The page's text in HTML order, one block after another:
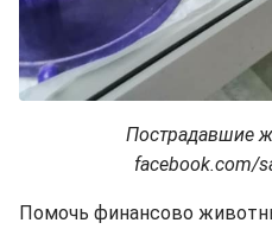
Пострадавшие
facebook.com/
Помочь финансово